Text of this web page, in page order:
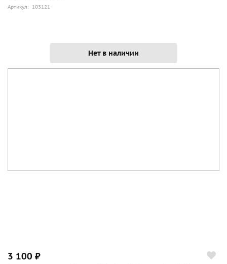
Артикул: 103121
Нет в наличии
3 100 ₽